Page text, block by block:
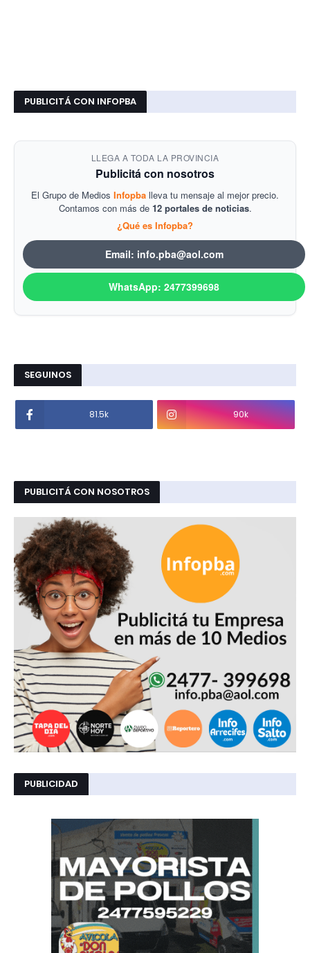
PUBLICITÁ CON INFOPBA
LLEGA A TODA LA PROVINCIA
Publicitá con nosotros
El Grupo de Medios Infopba lleva tu mensaje al mejor precio.
Contamos con más de 12 portales de noticias.
¿Qué es Infopba?
Email: info.pba@aol.com
WhatsApp: 2477399698
SEGUINOS
81.5k 90k
PUBLICITÁ CON NOSOTROS
PUBLICIDAD